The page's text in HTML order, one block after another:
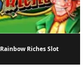
Rainbow Riches Slot